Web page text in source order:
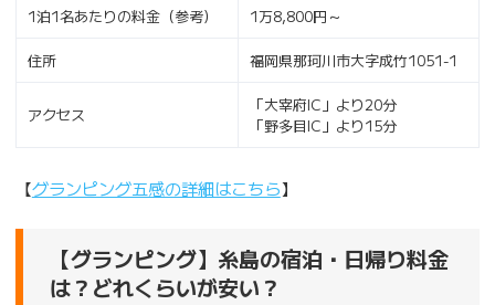
1泊1名あたりの料金（参考） 1万8,800円～
住所 福岡県那珂川市大字成竹1051-1
アクセス
「大宰府IC」より20分
「野多目IC」より15分
【グランピング五感の詳細はこちら】
【グランピング】糸島の宿泊・日帰り料金
は？どれくらいが安い？